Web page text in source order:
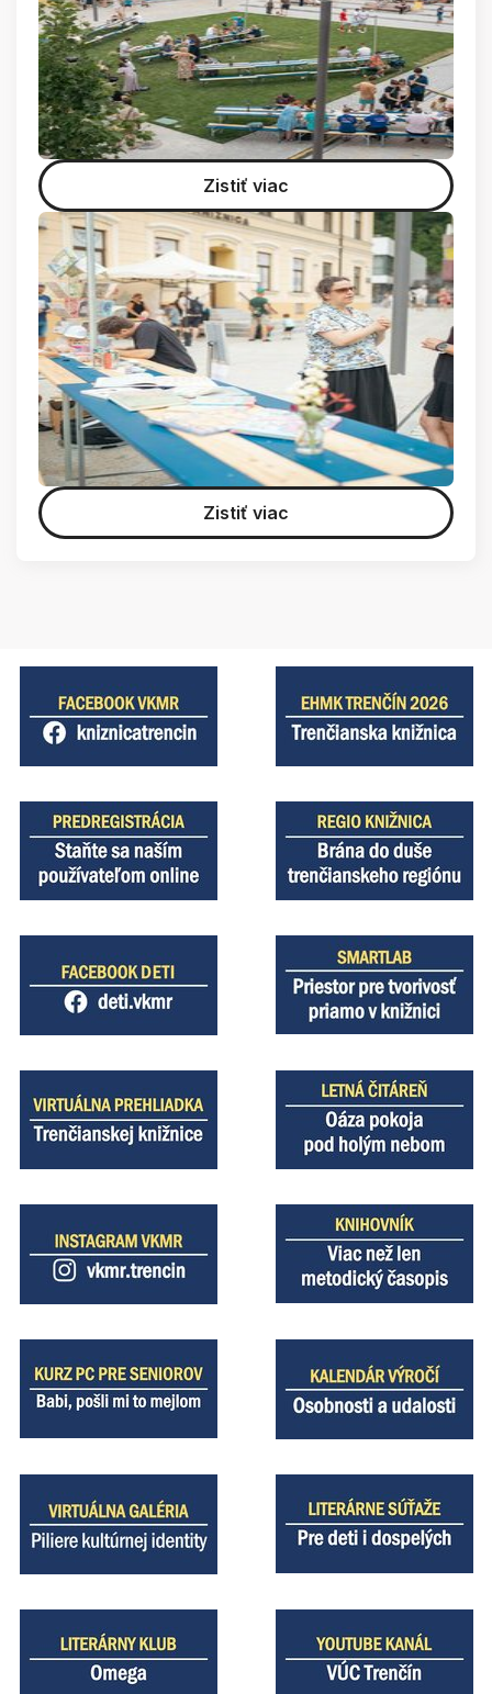
Zistiť viac
Zistiť viac